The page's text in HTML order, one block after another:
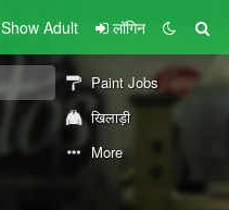
Show Adult लॉगिन
Paint Jobs
खिलाड़ी
More